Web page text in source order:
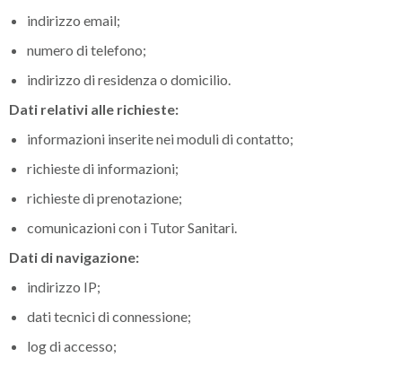
indirizzo email;
numero di telefono;
indirizzo di residenza o domicilio.
Dati relativi alle richieste:
informazioni inserite nei moduli di contatto;
richieste di informazioni;
richieste di prenotazione;
comunicazioni con i Tutor Sanitari.
Dati di navigazione:
indirizzo IP;
dati tecnici di connessione;
log di accesso;